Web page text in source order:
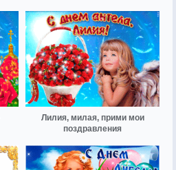
Лилия, милая, прими мои
поздравления